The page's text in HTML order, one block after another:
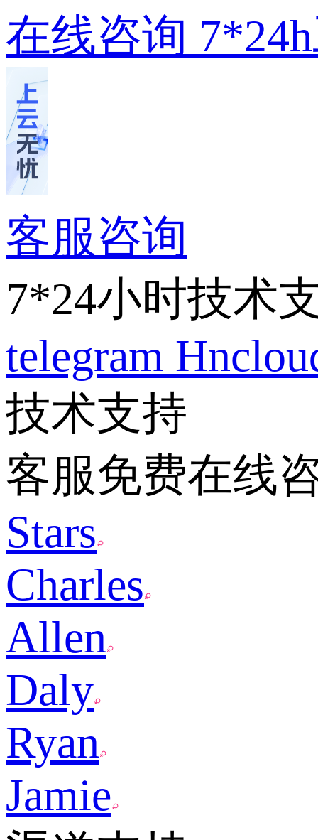
在线咨询
客服咨询
7*24小时技术
telegram
技术支持
客服免费在线
Stars
Charles
Allen
Daly
Ryan
Jamie